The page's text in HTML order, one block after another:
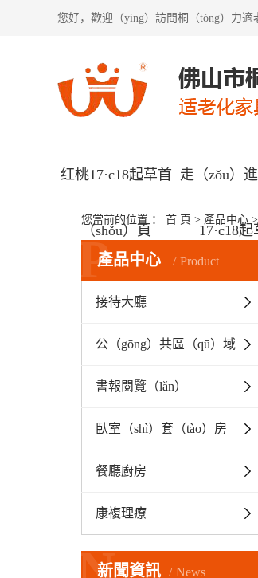
您好，歡迎（yíng）訪問桐（tóng）力適
红桃17·c18起草首
（shǒu）頁
走（zǒu）
17·c18起
您當前的位置 ： 首 頁 > 產品中心 >
產品中心 Product
P
接待大廳
公（gōng）共區（qū）域
書報閱覽（lǎn）
臥室（shì）套（tào）房
餐廳廚房
康複理療
新聞資訊 News